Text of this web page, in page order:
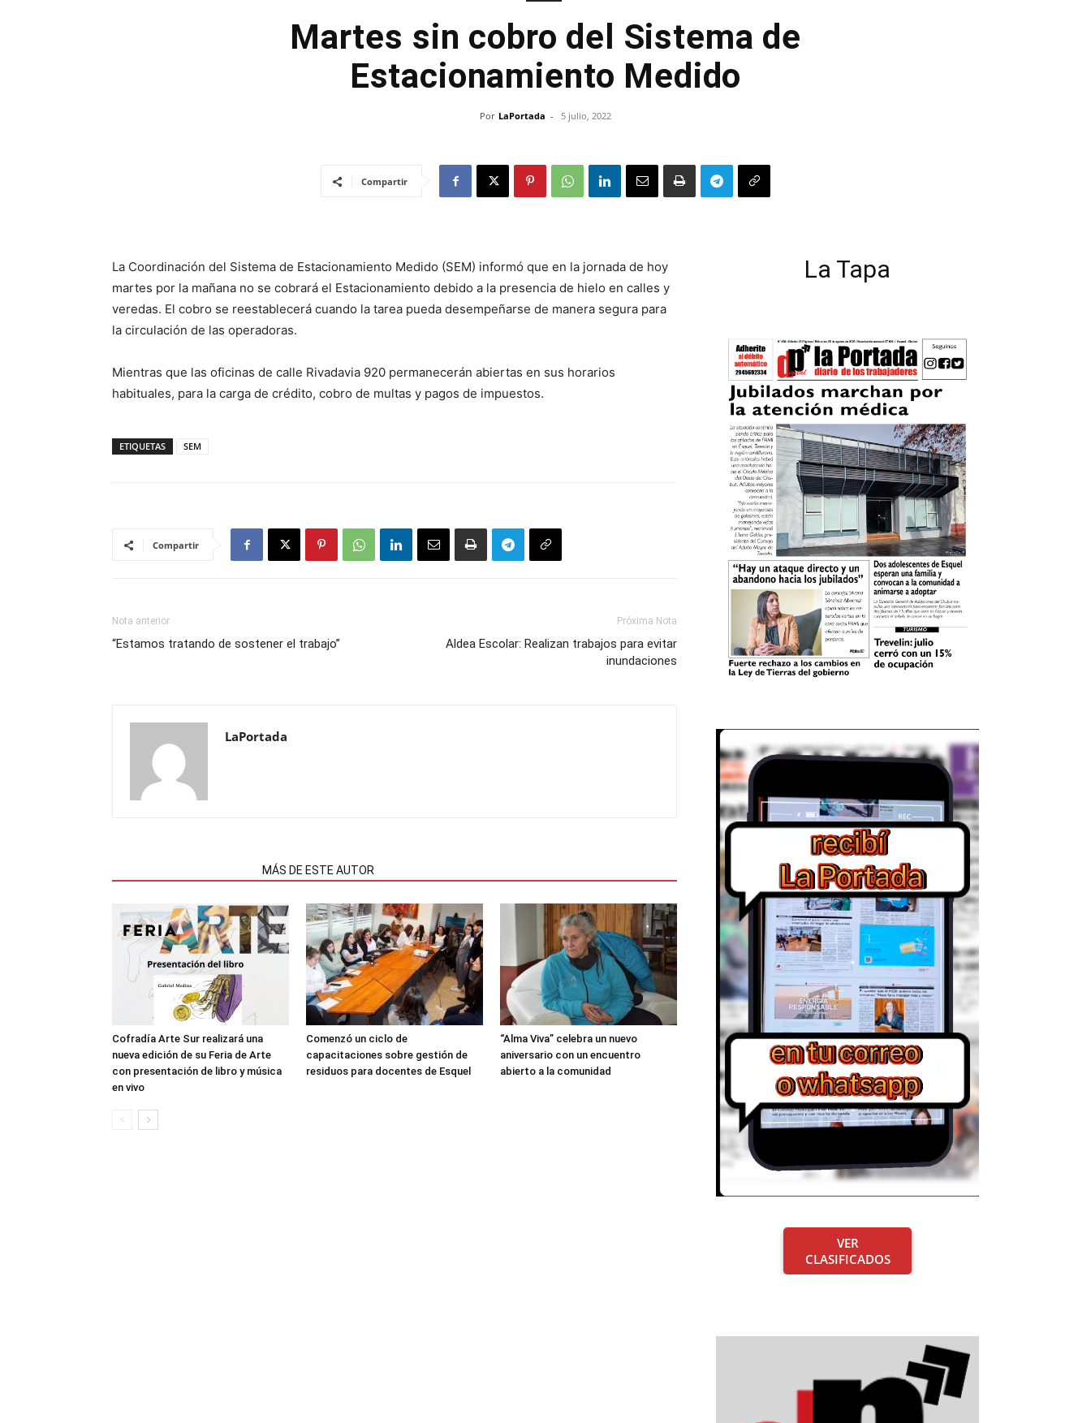
Martes sin cobro del Sistema de
Estacionamiento Medido
Por LaPortada - 5 julio, 2022
Compartir
La Coordinación del Sistema de Estacionamiento Medido (SEM) informó que en la jornada de hoy
martes por la mañana no se cobrará el Estacionamiento debido a la presencia de hielo en calles y
veredas. El cobro se reestablecerá cuando la tarea pueda desempeñarse de manera segura para
la circulación de las operadoras.
Mientras que las oficinas de calle Rivadavia 920 permanecerán abiertas en sus horarios
habituales, para la carga de crédito, cobro de multas y pagos de impuestos.
ETIQUETAS SEM
Compartir
Nota anterior
“Estamos tratando de sostener el trabajo”
Próxima Nota
Aldea Escolar: Realizan trabajos para evitar
inundaciones
LaPortada
MÁS DE ESTE AUTOR
Cofradía Arte Sur realizará una
nueva edición de su Feria de Arte
con presentación de libro y música
en vivo
Comenzó un ciclo de
capacitaciones sobre gestión de
residuos para docentes de Esquel
“Alma Viva” celebra un nuevo
aniversario con un encuentro
abierto a la comunidad
La Tapa
VER
CLASIFICADOS